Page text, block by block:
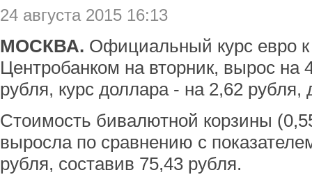
24 августа 2015 16:13
МОСКВА. Официальный курс евро
Центробанком на вторник, вырос на
рубля, курс доллара - на 2,62 рубля,
Стоимость бивалютной корзины
выросла по сравнению с
рубля, составив 75,43 рубля.